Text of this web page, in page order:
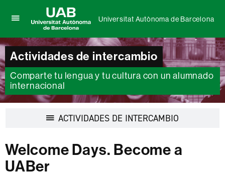
aquí
para
desplegar
el
menú
de
Universitat
Autònoma
Barcelona
Universitat
Autònoma
de
Barcelona
Universitat Autònoma de Barcelona
Actividades de intercambio
Comparte tu lengua y tu cultura con un alumnado
internacional
ACTIVIDADES DE INTERCAMBIO
Welcome Days. Become a
UABer